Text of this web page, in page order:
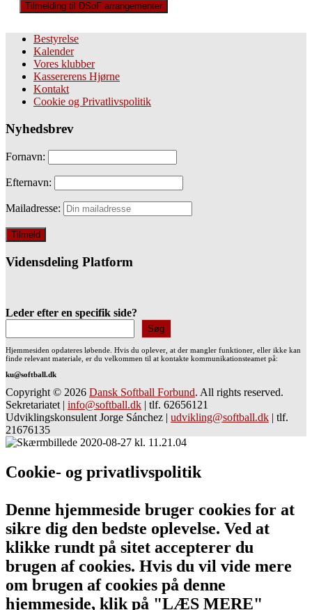
Tilmelding til DSoF arrangementer
Bestyrelse
Kalender
Vores klubber
Kassererens Hjørne
Kontakt
Cookie og Privatlivspolitik
Nyhedsbrev
Fornavn:
Efternavn:
Mailadresse:
Vidensdeling Platform
Leder efter en specifik side?
Søg
Hjemmesiden opdateres løbende. Hvis du oplever, at der mangler funktioner, eller ikke kan
finde relevant materiale, er du velkommen til at kontakte kommunikationsteamet på:
ku@softball.dk
Copyright © 2026 Dansk Softball Forbund. All rights reserved.
Sekretariatet | info@softball.dk | tlf. 62656121
Udviklingskonsulent Jorge Sánchez | udvikling@softball.dk | tlf.
21676135
Cookie- og privatlivspolitik
Denne hjemmeside bruger cookies for at
sikre dig den bedste oplevelse. Ved at
klikke rundt på sitet accepterer du
brugen af cookies. Hvis du vil vide mere
om brugen af cookies på denne
hjemmeside, klik på "LÆS MERE"